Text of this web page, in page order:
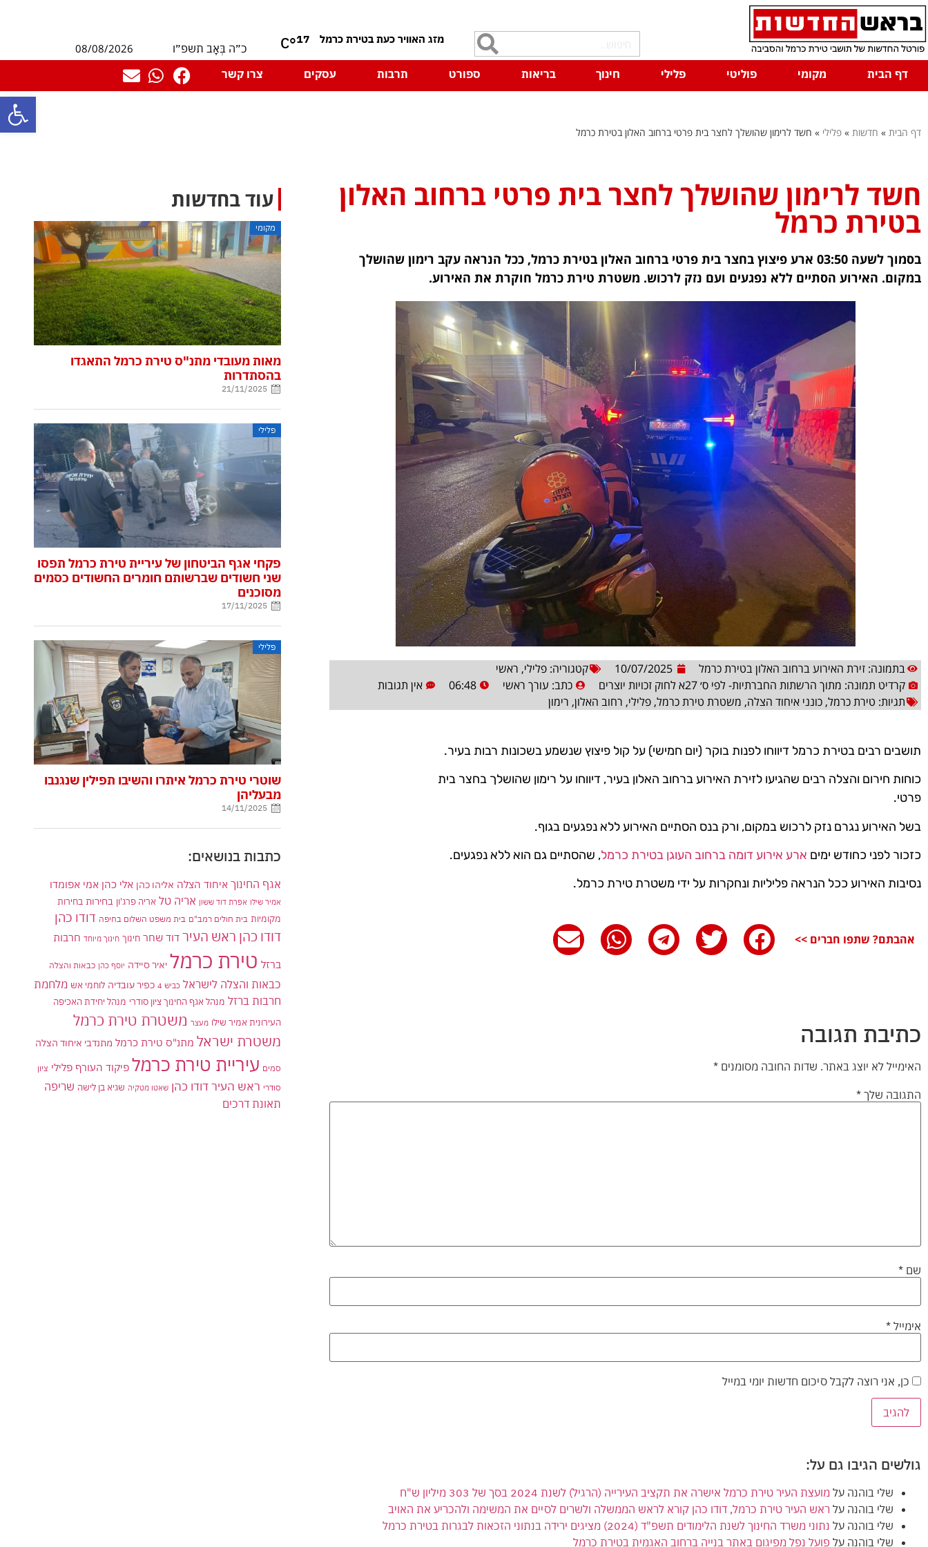
פתח
17
°C כ״ה בְּאָב תשפ״ו
08/08/2026
דף הבית
מקומי פוליטי פלילי חינוך בריאות ספורט תרבות עסקים צרו קשר
דף הבית » חדשות » פלילי » חשד לרימון שהושלך לחצר בית פרטי ברחוב האלון בטירת כרמל
חשד לרימון שהושלך לחצר בית פרטי ברחוב האלון
בטירת כרמל
בסמוך לשעה 03:50 ארע פיצוץ בחצר בית פרטי ברחוב האלון בטירת כרמל, ככל הנראה עקב רימון שהושלך
במקום. האירוע הסתיים ללא נפגעים ועם נזק לרכוש. משטרת טירת כרמל חוקרת את האירוע.
בתמונה: זירת האירוע ברחוב האלון בטירת כרמל 10/07/2025 קטגוריה: פלילי, ראשי
קרדיט תמונה: מתוך הרשתות החברתיות- לפי ס׳ 27א לחוק זכויות יוצרים
כתב: עורך ראשי 06:48
אין תגובות
תגיות: טירת כרמל, כונני איחוד הצלה, משטרת טירת כרמל, פלילי, רחוב האלון, רימון
תושבים רבים בטירת כרמל דיווחו לפנות בוקר (יום חמישי) על קול פיצוץ שנשמע בשכונות רבות בעיר.
כוחות חירום והצלה רבים שהגיעו לזירת האירוע ברחוב האלון בעיר, דיווחו על רימון שהושלך בחצר בית
פרטי.
בשל האירוע נגרם נזק לרכוש במקום, ורק בנס הסתיים האירוע ללא נפגעים בגוף.
כזכור לפני כחודש ימים ארע אירוע דומה ברחוב העוגן בטירת כרמל, שהסתיים גם הוא ללא נפגעים.
נסיבות האירוע ככל הנראה פליליות ונחקרות על ידי משטרת טירת כרמל.
אהבתם? שתפו חברים >>
כתיבת תגובה
האימייל לא יוצג באתר. שדות החובה מסומנים *
התגובה שלך *
שם *
אימייל *
כן, אני רוצה לקבל סיכום חדשות יומי במייל
גולשים הגיבו גם על:
שלי בוהנה על מועצת העיר טירת כרמל אישרה את תקציב העירייה (הרגיל) לשנת 2024 בסך של 303 מיליון ש"ח
שלי בוהנה על ראש העיר טירת כרמל, דודו כהן קורא לראש הממשלה ולשרים לסיים את המשימה ולהכריע את האויב
שלי בוהנה על נתוני משרד החינוך לשנת הלימודים תשפ"ד (2024) מציגים ירידה בנתוני הזכאות לבגרות בטירת כרמל
שלי בוהנה על פועל נפל מפיגום באתר בנייה ברחוב האגמית בטירת כרמל
עוד בחדשות
מקומי
מאות מעובדי מתנ"ס טירת כרמל התאגדו
בהסתדרות
21/11/2025
פלילי
פקחי אגף הביטחון של עיריית טירת כרמל תפסו
שני חשודים שברשותם חומרים החשודים כסמים
מסוכנים
17/11/2025
פלילי
שוטרי טירת כרמל איתרו והשיבו תפילין שנגנבו
מבעליהן
14/11/2025
כתבות בנושאים:
אגף החינוך איחוד הצלה אליהו כהן אלי כהן אמי אפומדו
אמיר שילו אפרת דוד ששון אריה טל אריה פרג'ון בחירות בחירות
מקומיות בית חולים רמב"ם בית משפט השלום בחיפה דודו כהן
דודו כהן ראש העיר דוד שחר חינוך חינוך מיוחד חרבות
ברזל טירת כרמל יאיר סיידה יוסף כהן כבאות והצלה
כבאות והצלה לישראל כביש 4 כפיר עובדיה לוחמי אש מלחמת
חרבות ברזל מנהל אגף החינוך ציון סודרי מנהל יחידת האכיפה
העירונית אמיר שילו מעצר משטרת טירת כרמל
משטרת ישראל מתנ"ס טירת כרמל מתנדבי איחוד הצלה
סמים עיריית טירת כרמל פיקוד העורף פלילי ציון
סודרי ראש העיר דודו כהן שאטו מטקיה שגיא בן לישה שריפה
תאונת דרכים